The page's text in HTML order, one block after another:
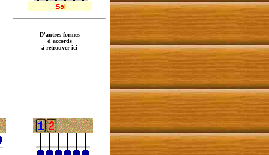
D'autres formes
d'accords
à retrouver ici